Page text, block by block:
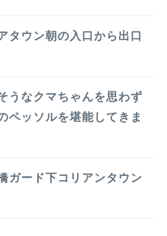
タウン朝の入口から出口
うなクマちゃんを思わず
ペッソルを堪能してきま
ガード下コリアンタウン